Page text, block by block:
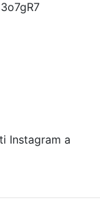
Instagram a